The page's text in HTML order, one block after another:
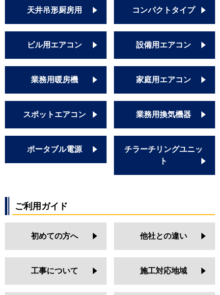
天井吊形厨房用 コンパクトタイプ
ビル用エアコン 設備用エアコン
業務用暖房機 家庭用エアコン
スポットエアコン 業務用換気機器
ポータブル電源
チラーチリングユニッ
ト
ご利用ガイド
初めての方へ 他社との違い
工事について 施工対応地域